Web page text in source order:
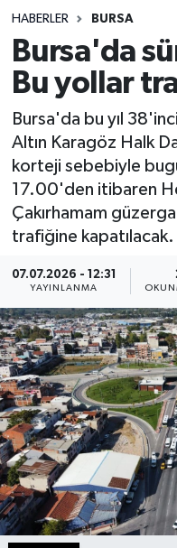
HABERLER BURSA
Bursa'da
Bu yollar
Bursa'da bu yıl
Altın Karagöz Halk
korteji sebebiyle
17.00'den itibaren
Çakırhamam
trafiğine kapatılacak.
07.07.2026 - 12:31
YAYINLANMA
Spor
Teknoloji
Yaşam